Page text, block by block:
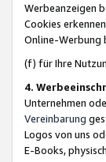
Werbeanzeigen
Cookies
Online-Werbung
(f) für Ihre
4.
Unternehmen
Vereinbarung
Logos von uns
E-Books,